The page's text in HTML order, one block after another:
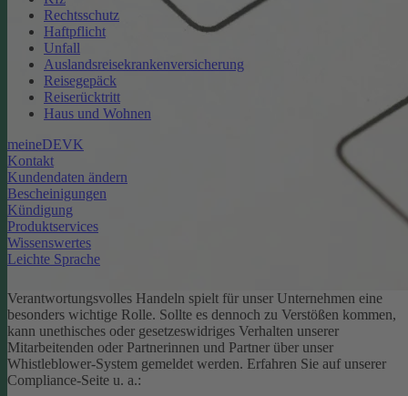
Rechtsschutz
Haftpflicht
Unfall
Auslandsreisekrankenversicherung
Reisegepäck
Reiserücktritt
Haus und Wohnen
meineDEVK
Kontakt
Kundendaten ändern
Bescheinigungen
Kündigung
Produktservices
Wissenswertes
Leichte Sprache
Verantwortungsvolles Handeln spielt für unser Unternehmen eine
besonders wichtige Rolle. Sollte es dennoch zu Verstößen kommen,
kann unethisches oder gesetzeswidriges Verhalten unserer
Mitarbeitenden oder Partnerinnen und Partner über unser
Whistleblower-System gemeldet werden. Erfahren Sie auf unserer
Compliance-Seite u. a.: